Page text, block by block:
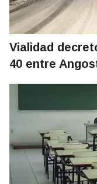
Vialidad
40 entre